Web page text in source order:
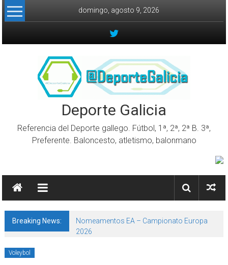
Skip to content
domingo, agosto 9, 2026
Deporte Galicia
Referencia del Deporte gallego. Fútbol, 1ª, 2ª, 2ª B. 3ª,
Preferente. Baloncesto, atletismo, balonmano
Breaking News:
Nomeamentos EA – Campionato Europa
2026
Voleybol